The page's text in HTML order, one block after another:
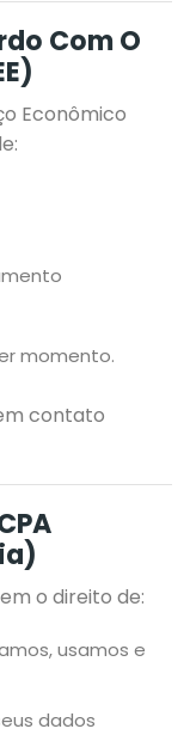
Com O
Econômico
momento.
contato
o direito de:
usamos e
dados